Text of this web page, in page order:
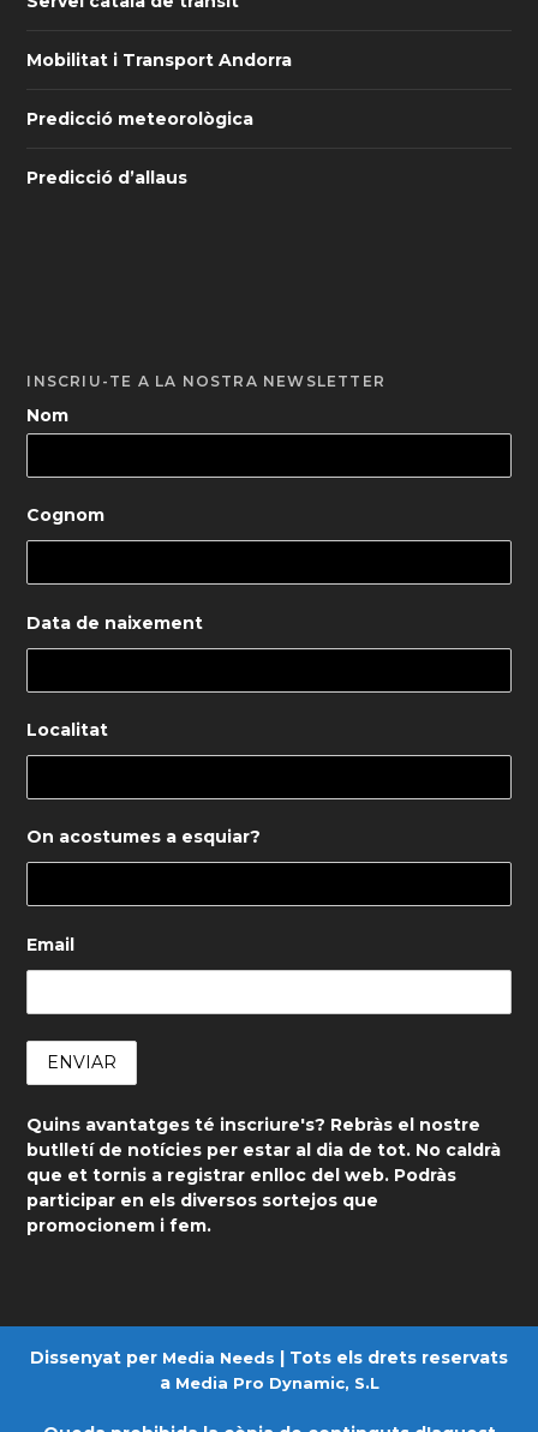
Mobilitat i Transport Andorra
Predicció meteorològica
Predicció d’allaus
INSCRIU-TE A LA NOSTRA NEWSLETTER
Nom
Cognom
Data de naixement
Localitat
On acostumes a esquiar?
Email
Quins avantatges té inscriure's? Rebràs el nostre
butlletí de notícies per estar al dia de tot. No caldrà
que et tornis a registrar enlloc del web. Podràs
participar en els diversos sortejos que
promocionem i fem.
Dissenyat per Media Needs | Tots els drets reservats
a Media Pro Dynamic, S.L